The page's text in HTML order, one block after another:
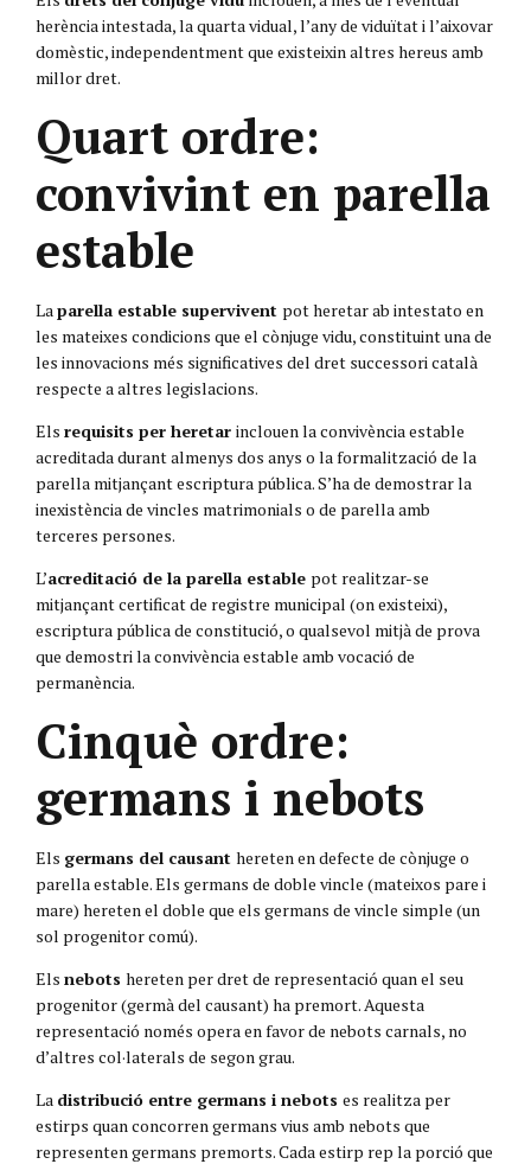
herència intestada, la quarta vidual, l’any de viduïtat i l’aixovar
domèstic, independentment que existeixin altres hereus amb
millor dret.
Quart ordre:
convivint en parella
estable
La parella estable supervivent pot heretar ab intestato en
les mateixes condicions que el cònjuge vidu, constituint una de
les innovacions més significatives del dret successori català
respecte a altres legislacions.
Els requisits per heretar inclouen la convivència estable
acreditada durant almenys dos anys o la formalització de la
parella mitjançant escriptura pública. S’ha de demostrar la
inexistència de vincles matrimonials o de parella amb
terceres persones.
L’acreditació de la parella estable pot realitzar-se
mitjançant certificat de registre municipal (on existeixi),
escriptura pública de constitució, o qualsevol mitjà de prova
que demostri la convivència estable amb vocació de
permanència.
Cinquè ordre:
germans i nebots
Els germans del causant hereten en defecte de cònjuge o
parella estable. Els germans de doble vincle (mateixos pare i
mare) hereten el doble que els germans de vincle simple (un
sol progenitor comú).
Els nebots hereten per dret de representació quan el seu
progenitor (germà del causant) ha premort. Aquesta
representació només opera en favor de nebots carnals, no
d’altres col·laterals de segon grau.
La distribució entre germans i nebots es realitza per
estirps quan concorren germans vius amb nebots que
representen germans premorts. Cada estirp rep la porció que